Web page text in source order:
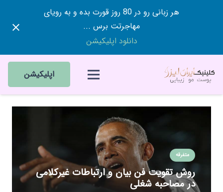
هر زبانی رو در 80 روز قورت بده و به رویای
مهاجرتت برس ...
دانلود اپلیکیشن
اپلیکیشن
متفرقه
روش تقویت فن بیان و ارتباطات غیرکلامی
در مصاحبه‌ شغلی